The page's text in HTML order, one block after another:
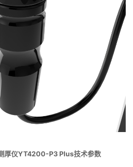
厚仪YT4200-P3 Plus技术参数